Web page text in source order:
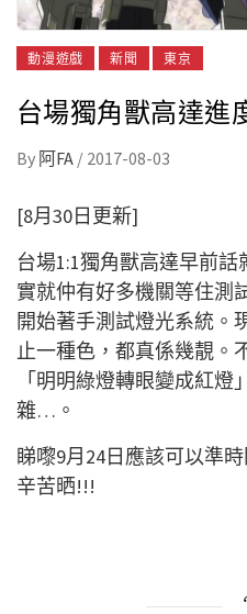
動漫遊戲 新聞 東京
台場獨角獸高達進
By 阿FA / 2017-08-03
[8月30日更新]
台場1:1獨角獸高達早前
實就仲有好多機關等住測
開始著手測試燈光系統。
止一種色，都真係幾靚。
「明明綠燈轉眼變成紅
雜…。
睇嚟9月24日應該可以準
辛苦晒!!!